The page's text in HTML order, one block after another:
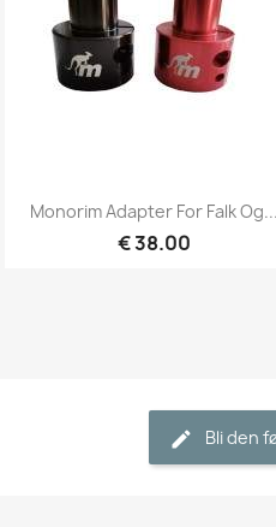
 Hurtigvisning
Monorim Adapter For Falk Og...
€ 38.00
Bli den